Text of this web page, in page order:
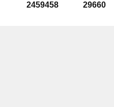
2459458 29660